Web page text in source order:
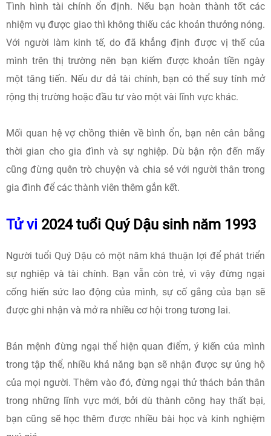
Tình hình tài chính ổn định. Nếu bạn hoàn thành tốt các
nhiệm vụ được giao thì không thiếu các khoản thưởng nóng.
Với người làm kinh tế, do đã khẳng định được vị thế của
mình trên thị trường nên bạn kiếm được khoản tiền ngày
một tăng tiến. Nếu dư dả tài chính, bạn có thể suy tính mở
rộng thị trường hoặc đầu tư vào một vài lĩnh vực khác.
Mối quan hệ vợ chồng thiên về bình ổn, bạn nên cân bằng
thời gian cho gia đình và sự nghiệp. Dù bận rộn đến mấy
cũng đừng quên trò chuyện và chia sẻ với người thân trong
gia đình để các thành viên thêm gắn kết.
Tử vi 2024 tuổi Quý Dậu sinh năm 1993
Người tuổi Quý Dậu có một năm khá thuận lợi để phát triển
sự nghiệp và tài chính. Bạn vẫn còn trẻ, vì vậy đừng ngại
cống hiến sức lao động của mình, sự cố gắng của bạn sẽ
được ghi nhận và mở ra nhiều cơ hội trong tương lai.
Bản mệnh đừng ngại thể hiện quan điểm, ý kiến của mình
trong tập thể, nhiều khả năng bạn sẽ nhận được sự ủng hộ
của mọi người. Thêm vào đó, đừng ngại thử thách bản thân
trong những lĩnh vực mới, bởi dù thành công hay thất bại,
bạn cũng sẽ học thêm được nhiều bài học và kinh nghiệm